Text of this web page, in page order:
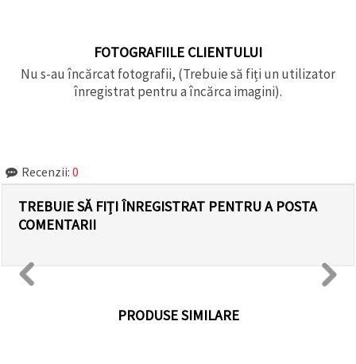
FOTOGRAFIILE CLIENTULUI
Nu s-au încărcat fotografii, (Trebuie să fiți un utilizator
înregistrat pentru a încărca imagini).
Recenzii: 0
TREBUIE SĂ FIȚI ÎNREGISTRAT PENTRU A POSTA
COMENTARII
PRODUSE SIMILARE